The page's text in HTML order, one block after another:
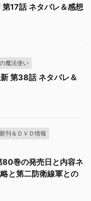
第17話 ネタバレ＆感想
魔法使い
第38話 ネタバレ＆
新刊＆ＤＶＤ情報
80巻の発売日と内容ネ
と第二防衛線軍との